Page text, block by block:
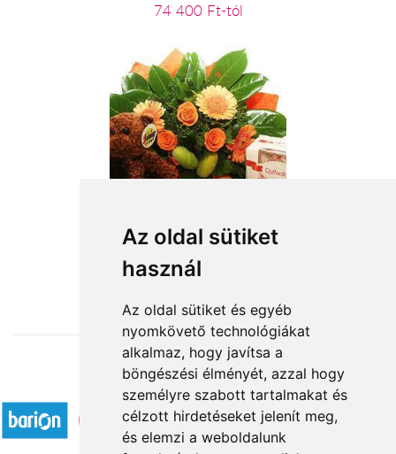
Az oldal sütiket
használ
Az oldal sütiket és egyéb
nyomkövető technológiákat
alkalmaz, hogy javítsa a
böngészési élményét, azzal hogy
személyre szabott tartalmakat és
célzott hirdetéseket jelenít meg,
és elemzi a weboldalunk
74 400 Ft-tól
vegyes csokor plüssel, csokival
31 000 Ft-tól
Elfogadott fizetési módok